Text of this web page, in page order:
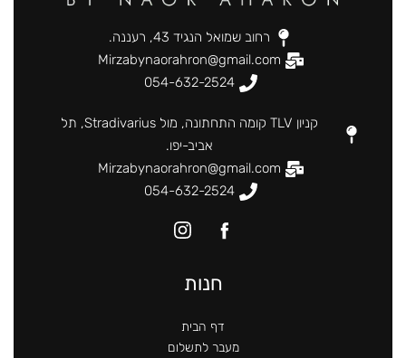
רחוב שמואל הנגיד 43, רעננה.
Mirzabynaorahron@gmail.com
054-632-2524
קניון TLV קומה התחתונה, מול Stradivarius, תל
אביב-יפו.
Mirzabynaorahron@gmail.com
054-632-2524
חנות
דף הבית
מעבר לתשלום